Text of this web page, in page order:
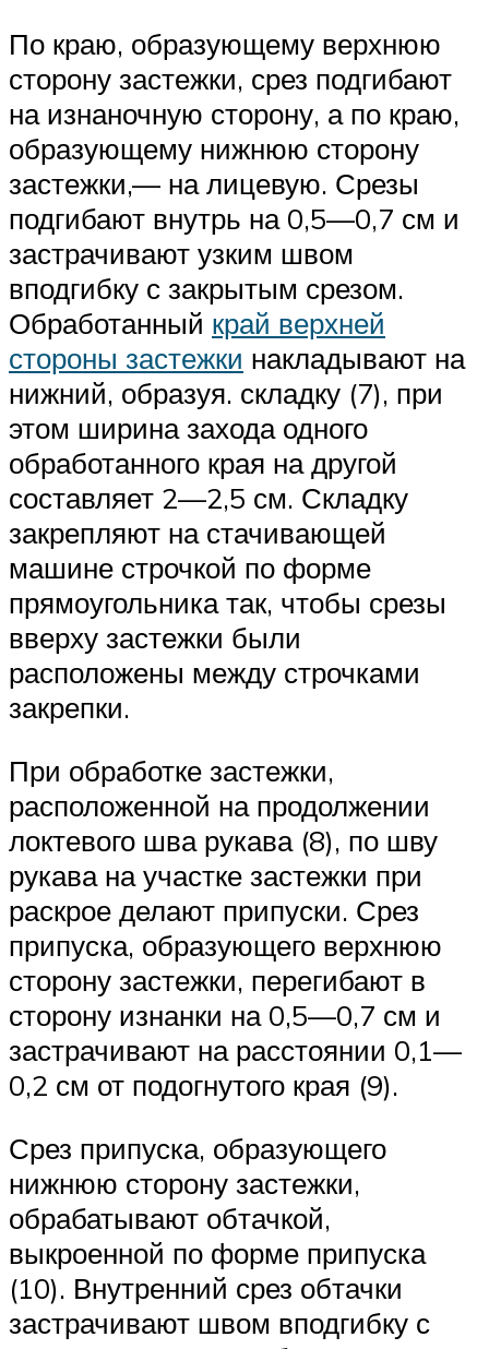
По краю, образующему верхнюю
сторону застежки, срез подгибают
на изнаночную сторону, а по краю,
образующему нижнюю сторону
застежки,— на лицевую. Срезы
подгибают внутрь на 0,5—0,7 см и
застрачивают узким швом
вподгибку с закрытым срезом.
Обработанный край верхней
стороны застежки накладывают на
нижний, образуя. складку (7), при
этом ширина захода одного
обработанного края на другой
составляет 2—2,5 см. Складку
закрепляют на стачивающей
машине строчкой по форме
прямоугольника так, чтобы срезы
вверху застежки были
расположены между строчками
закрепки.
При обработке застежки,
расположенной на продолжении
локтевого шва рукава (8), по шву
рукава на участке застежки при
раскрое делают припуски. Срез
припуска, образующего верхнюю
сторону застежки, перегибают в
сторону изнанки на 0,5—0,7 см и
застрачивают на расстоянии 0,1—
0,2 см от подогнутого края (9).
Срез припуска, образующего
нижнюю сторону застежки,
обрабатывают обтачкой,
выкроенной по форме припуска
(10). Внутренний срез обтачки
застрачивают швом вподгибку с